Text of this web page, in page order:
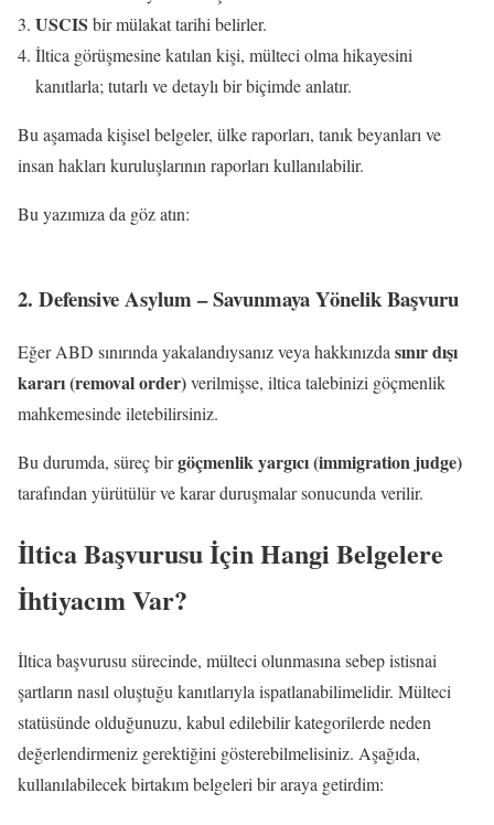
USCIS bir mülakat tarihi belirler.
İltica görüşmesine katılan kişi, mülteci olma hikayesini
kanıtlarla; tutarlı ve detaylı bir biçimde anlatır.
Bu aşamada kişisel belgeler, ülke raporları, tanık beyanları ve
insan hakları kuruluşlarının raporları kullanılabilir.
Bu yazımıza da göz atın:
2. Defensive Asylum – Savunmaya Yönelik Başvuru
Eğer ABD sınırında yakalandıysanız veya hakkınızdasınır dışı
kararı (removal order)verilmişse, iltica talebinizi göçmenlik
mahkemesinde iletebilirsiniz.
Bu durumda, süreç birgöçmenlik yargıcı (immigration judge)
tarafından yürütülür ve karar duruşmalar sonucunda verilir.
İltica Başvurusu İçin Hangi Belgelere
İhtiyacım Var?
İltica başvurusu sürecinde, mülteci olunmasına sebep istisnai
şartların nasıl oluştuğu kanıtlarıyla ispatlanabilimelidir. Mülteci
statüsünde olduğunuzu, kabul edilebilir kategorilerde neden
değerlendirmeniz gerektiğini gösterebilmelisiniz. Aşağıda,
kullanılabilecek birtakım belgeleri bir araya getirdim: